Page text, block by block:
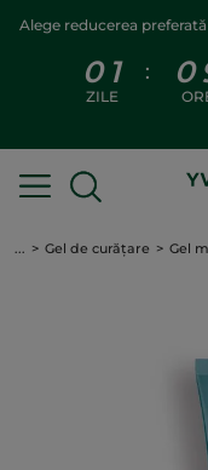
Alege reducerea preferată
0 1
ZILE
: 0
... Gel de curățare Gel